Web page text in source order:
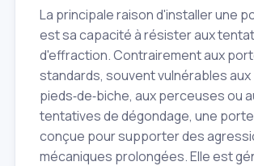
La principale raison d'installer une
est sa capacité à résister aux
d'effraction. Contrairement aux
standards, souvent vulnérables aux
pieds‑de‑biche, aux perceuses ou
tentatives de dégondage, une
conçue pour supporter des
mécaniques prolongées. Elle est